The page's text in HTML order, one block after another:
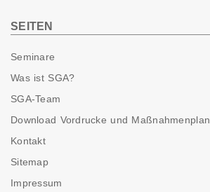
SEITEN
Seminare
Was ist SGA?
SGA-Team
Download Vordrucke und Maßnahmenplan
Kontakt
Sitemap
Impressum